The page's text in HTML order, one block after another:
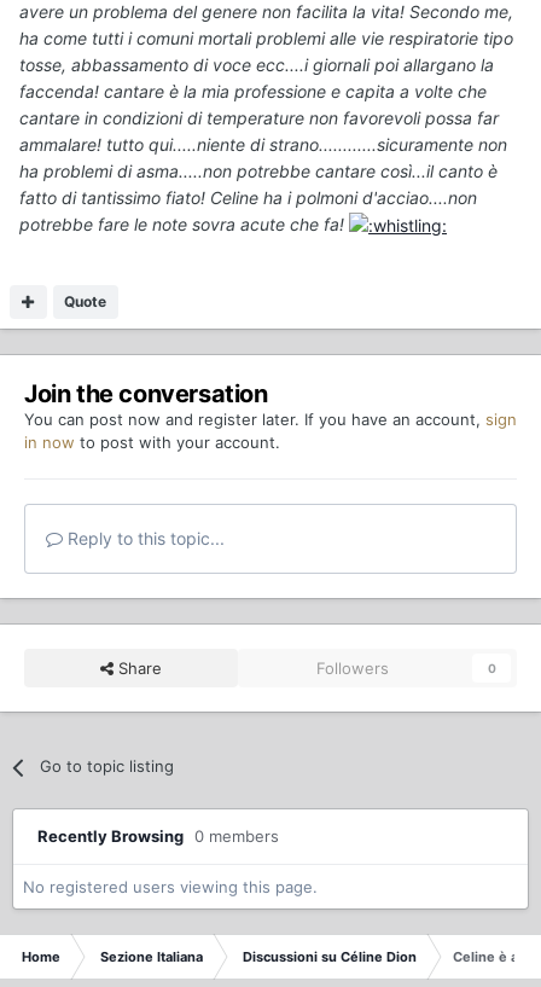
avere un problema del genere non facilita la vita! Secondo me,
ha come tutti i comuni mortali problemi alle vie respiratorie tipo
tosse, abbassamento di voce ecc....i giornali poi allargano la
faccenda! cantare è la mia professione e capita a volte che
cantare in condizioni di temperature non favorevoli possa far
ammalare! tutto qui.....niente di strano............sicuramente non
ha problemi di asma.....non potrebbe cantare così...il canto è
fatto di tantissimo fiato! Celine ha i polmoni d'acciao....non
potrebbe fare le note sovra acute che fa!
Quote
Join the conversation
You can post now and register later. If you have an account, sign
in now to post with your account.
Reply to this topic...
Share Followers 0
Go to topic listing
Recently Browsing 0 members
No registered users viewing this page.
Home Sezione Italiana Discussioni su Céline Dion Celine è